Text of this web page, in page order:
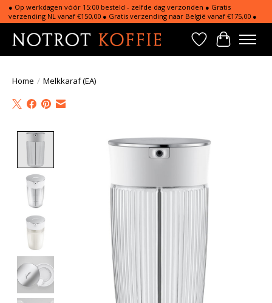
● Op werkdagen vóór 15:00 besteld - zelfde dag verzonden ● Gratis
verzending NL vanaf €150,00 ● Gratis verzending naar België vanaf €175,00 ●
Verlanglijst
Home / Melkkaraf (EA)
Product image slideshow Items